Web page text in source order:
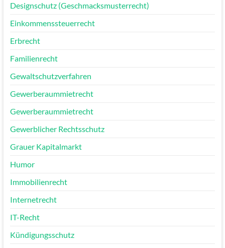
Designschutz (Geschmacksmusterrecht)
Einkommenssteuerrecht
Erbrecht
Familienrecht
Gewaltschutzverfahren
Gewerberaummietrecht
Gewerberaummietrecht
Gewerblicher Rechtsschutz
Grauer Kapitalmarkt
Humor
Immobilienrecht
Internetrecht
IT-Recht
Kündigungsschutz